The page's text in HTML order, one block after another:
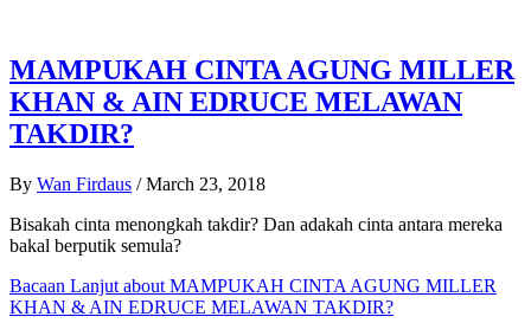
MAMPUKAH CINTA AGUNG MILLER
KHAN & AIN EDRUCE MELAWAN
TAKDIR?
By Wan Firdaus / March 23, 2018
Bisakah cinta menongkah takdir? Dan adakah cinta antara mereka
bakal berputik semula?
Bacaan Lanjut about MAMPUKAH CINTA AGUNG MILLER
KHAN & AIN EDRUCE MELAWAN TAKDIR?